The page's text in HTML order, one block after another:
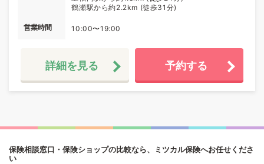
鶴瀬駅から約2.2km (徒歩31分)
営業時間 10:00〜19:00
詳細を見る 予約する
保険相談窓口・保険ショップの比較なら、ミツカル保険へお任せくださ
い